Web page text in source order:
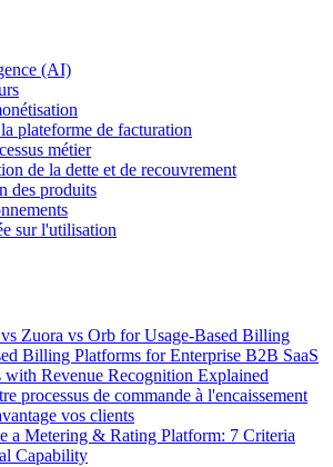
(AI)
plateforme de facturation
métier
de la dette et de recouvrement
des produits
sur l'utilisation
Zuora vs Orb for Usage-Based Billing
Billing Platforms for Enterprise B2B SaaS
with Revenue Recognition Explained
processus de commande à l'encaissement
vos clients
a Metering & Rating Platform: 7 Criteria
Capability